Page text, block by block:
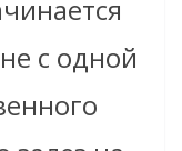
с одной